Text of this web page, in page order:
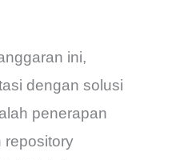
ini,
dengan solusi
penerapan
repository